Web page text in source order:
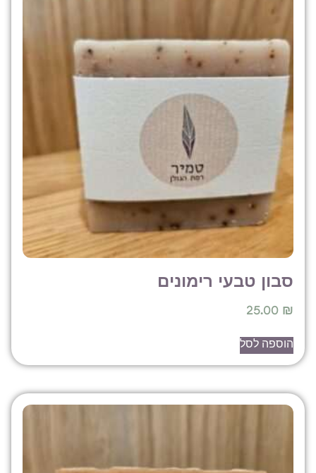
טבעי רימונים
25.00
לסל